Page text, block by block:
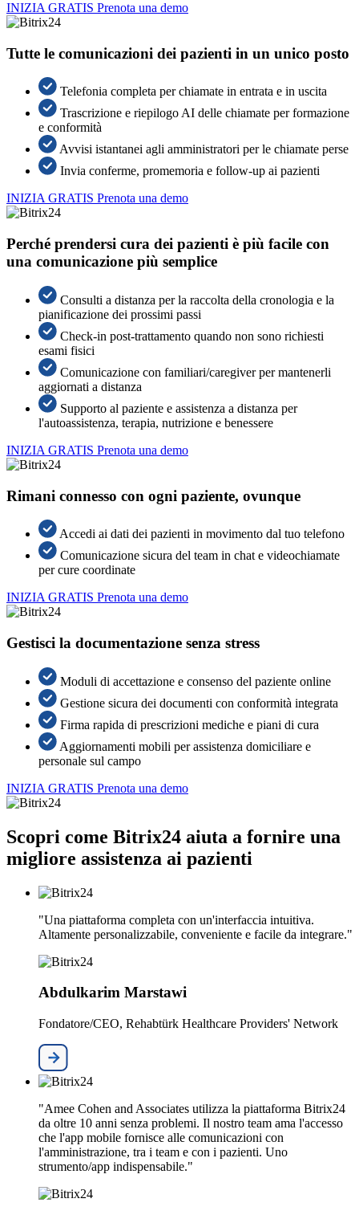
INIZIA GRATIS Prenota una demo
Tutte le comunicazioni dei pazienti in un unico posto
Telefonia completa per chiamate in entrata e in uscita
Trascrizione e riepilogo AI delle chiamate per formazione
e conformità
Avvisi istantanei agli amministratori per le chiamate perse
Invia conferme, promemoria e follow-up ai pazienti
INIZIA GRATIS Prenota una demo
Perché prendersi cura dei pazienti è più facile con
una comunicazione più semplice
Consulti a distanza per la raccolta della cronologia e la
pianificazione dei prossimi passi
Check-in post-trattamento quando non sono richiesti
esami fisici
Comunicazione con familiari/caregiver per mantenerli
aggiornati a distanza
Supporto al paziente e assistenza a distanza per
l'autoassistenza, terapia, nutrizione e benessere
INIZIA GRATIS Prenota una demo
Rimani connesso con ogni paziente, ovunque
Accedi ai dati dei pazienti in movimento dal tuo telefono
Comunicazione sicura del team in chat e videochiamate
per cure coordinate
INIZIA GRATIS Prenota una demo
Gestisci la documentazione senza stress
Moduli di accettazione e consenso del paziente online
Gestione sicura dei documenti con conformità integrata
Firma rapida di prescrizioni mediche e piani di cura
Aggiornamenti mobili per assistenza domiciliare e
personale sul campo
INIZIA GRATIS Prenota una demo
Scopri come Bitrix24 aiuta a fornire una
migliore assistenza ai pazienti
"Una piattaforma completa con un'interfaccia intuitiva.
Altamente personalizzabile, conveniente e facile da integrare."
Abdulkarim Marstawi
Fondatore/CEO, Rehabtürk Healthcare Providers' Network
"Amee Cohen and Associates utilizza la piattaforma Bitrix24
da oltre 10 anni senza problemi. Il nostro team ama l'accesso
che l'app mobile fornisce alle comunicazioni con
l'amministrazione, tra i team e con i pazienti. Uno
strumento/app indispensabile."